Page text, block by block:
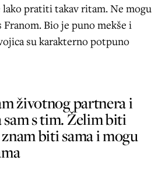
pratiti takav ritam. Ne mogu
Bio je puno mekše i
su karakterno potpuno
s tim. Želim biti
znam biti sama i mogu